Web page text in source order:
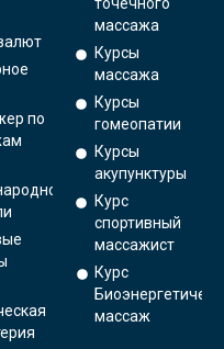
по
массажа
Курсы
массажа
Курсы
гомеопатии
Курсы
акупунктуры
Курс
спортивный
массажист
Курс
массаж